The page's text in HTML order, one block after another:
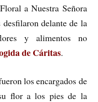
a Nuestra Señora
delante de la
y alimentos no
de Cáritas.
los encargados de
flor a los pies de la